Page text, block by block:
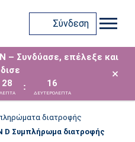
Σύνδεση
– Συνδύασε, επέλεξε και
28
ΛΕΠΤΑ
: 16
ΔΕΥΤΕΡΟΛΕΠΤΑ
×
διατροφής
D Συμπλήρωμα διατροφής